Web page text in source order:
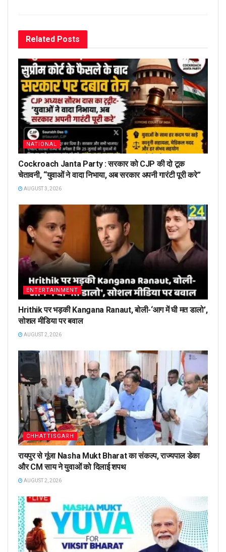
Related Posts
NATIONAL
Cockroach Janta Party : सरकार को CJP की दो टूक
चेतावनी, “युवाओं ने वादा निभाया, अब सरकार अपनी गारंटी पूरी करे”
AUGUST 3, 2026
ENTERTAINMENT
Hrithik पर भड़की Kangana Ranaut, बोली-‘आग में घी मत डालो’,
सोशल मीडिया पर बवाल
AUGUST 2, 2026
CHHATTISGARH
रायपुर से गूंजा Nasha Mukt Bharat का संकल्प, राज्यपाल डेका
और CM साय ने युवाओं को दिलाई शपथ
AUGUST 2, 2026